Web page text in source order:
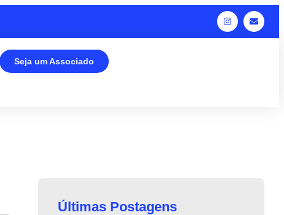
Seja um Associado
Últimas Postagens